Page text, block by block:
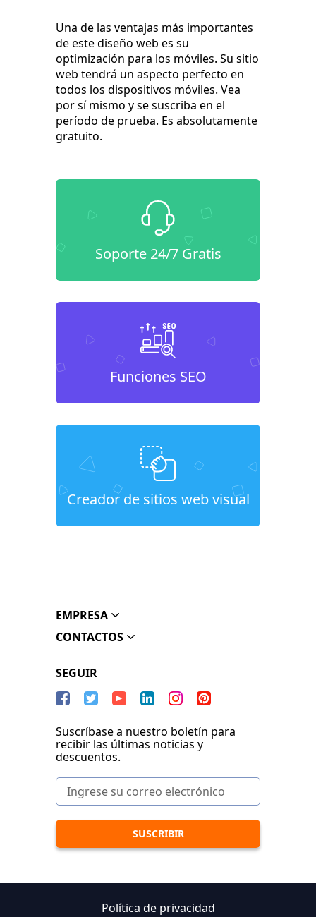
Una de las ventajas más importantes
de este diseño web es su
optimización para los móviles. Su sitio
web tendrá un aspecto perfecto en
todos los dispositivos móviles. Vea
por sí mismo y se suscriba en el
período de prueba. Es absolutamente
gratuito.
Soporte 24/7 Gratis
Funciones SEO
Creador de sitios web visual
EMPRESA
CONTACTOS
SEGUIR
Suscríbase a nuestro boletín para
recibir las últimas noticias y
descuentos.
Política de privacidad